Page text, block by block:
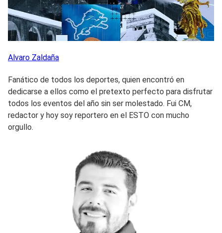
Alvaro Zaldaña
Fanático de todos los deportes, quien encontró en
dedicarse a ellos como el pretexto perfecto para disfrutar
todos los eventos del año sin ser molestado. Fui CM,
redactor y hoy soy reportero en el ESTO con mucho
orgullo.